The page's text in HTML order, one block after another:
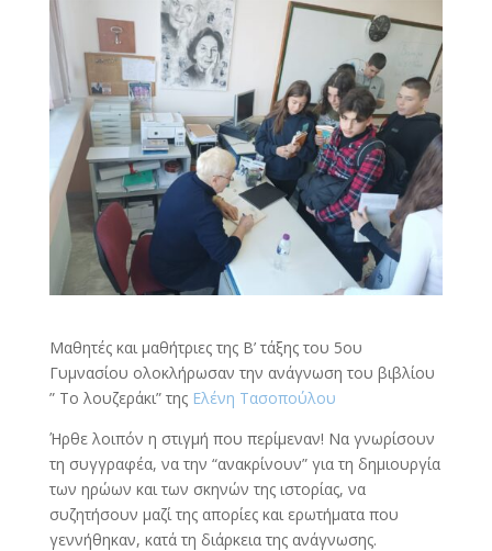
Μαθητές και μαθήτριες της Β’ τάξης του 5ου
Γυμνασίου ολοκλήρωσαν την ανάγνωση του βιβλίου
” Το λουζεράκι” της Ελένη Τασοπούλου
Ήρθε λοιπόν η στιγμή που περίμεναν! Να γνωρίσουν
τη συγγραφέα, να την “ανακρίνουν” για τη δημιουργία
των ηρώων και των σκηνών της ιστορίας, να
συζητήσουν μαζί της απορίες και ερωτήματα που
γεννήθηκαν, κατά τη διάρκεια της ανάγνωσης.